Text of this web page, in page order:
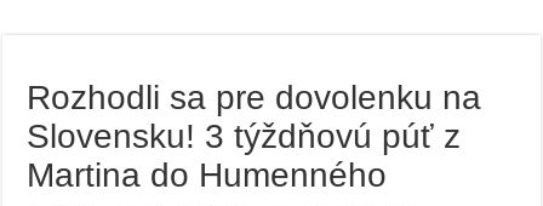
Rozhodli sa pre dovolenku na
Slovensku! 3 týždňovú púť z
Martina do Humenného